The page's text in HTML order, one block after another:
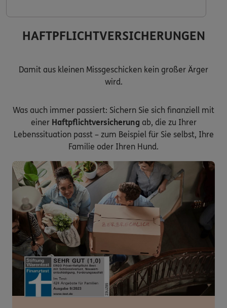
HAFTPFLICHTVERSICHERUNGEN
Damit aus kleinen Missgeschicken kein großer Ärger
wird.
Was auch immer passiert: Sichern Sie sich finanziell mit
einer Haftpflichtversicherung ab, die zu Ihrer
Lebenssituation passt – zum Beispiel für Sie selbst, Ihre
Familie oder Ihren Hund.